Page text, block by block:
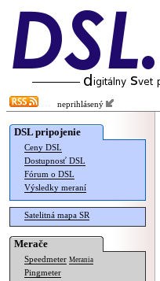
neprihlásený
DSL pripojenie
Ceny DSL
Dostupnosť DSL
Fórum o DSL
Výsledky meraní
Satelitná mapa SR
Merače
Speedmeter Merania
Pingmeter